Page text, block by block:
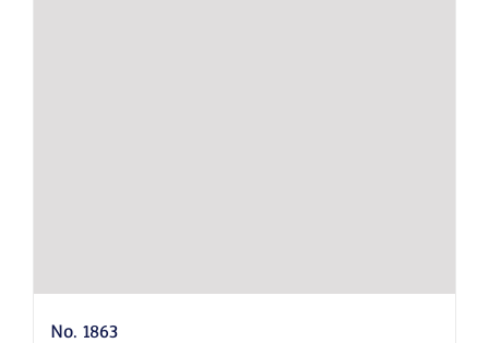
No. 1863